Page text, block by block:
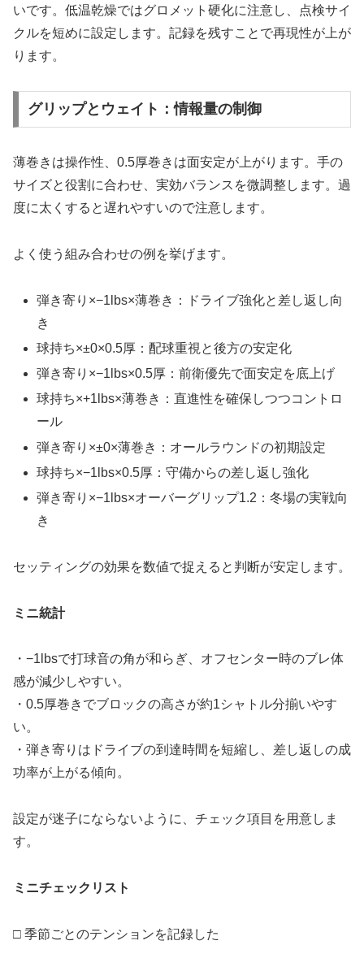
いです。低温乾燥ではグロメット硬化に注意し、点検サイ
クルを短めに設定します。記録を残すことで再現性が上が
ります。
グリップとウェイト：情報量の制御
薄巻きは操作性、0.5厚巻きは面安定が上がります。手の
サイズと役割に合わせ、実効バランスを微調整します。過
度に太くすると遅れやすいので注意します。
よく使う組み合わせの例を挙げます。
弾き寄り×−1lbs×薄巻き：ドライブ強化と差し返し向
き
球持ち×±0×0.5厚：配球重視と後方の安定化
弾き寄り×−1lbs×0.5厚：前衛優先で面安定を底上げ
球持ち×+1lbs×薄巻き：直進性を確保しつつコントロ
ール
弾き寄り×±0×薄巻き：オールラウンドの初期設定
球持ち×−1lbs×0.5厚：守備からの差し返し強化
弾き寄り×−1lbs×オーバーグリップ1.2：冬場の実戦向
き
セッティングの効果を数値で捉えると判断が安定します。
ミニ統計
・−1lbsで打球音の角が和らぎ、オフセンター時のブレ体
感が減少しやすい。
・0.5厚巻きでブロックの高さが約1シャトル分揃いやす
い。
・弾き寄りはドライブの到達時間を短縮し、差し返しの成
功率が上がる傾向。
設定が迷子にならないように、チェック項目を用意しま
す。
ミニチェックリスト
□ 季節ごとのテンションを記録した